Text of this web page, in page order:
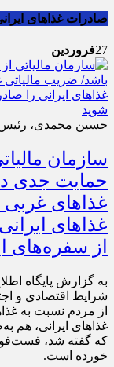
صادرات غذاهای
27فروردین
حسین محمدی، رئیس
سازمان
حمایت جدی
غذاهای
غذاهای
از سفره‌های
به گزارش پایگاه
شرایط اقتصادی و
از مردم نسبت به
غذاهای ایرانی، هم
که گفته شد،
خورده است.